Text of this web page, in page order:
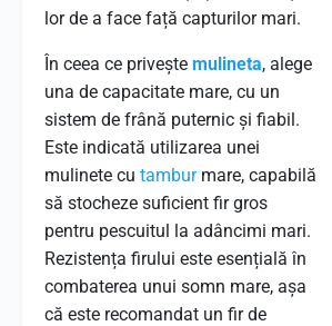
lor de a face față capturilor mari.
În ceea ce privește mulineta, alege
una de capacitate mare, cu un
sistem de frână puternic și fiabil.
Este indicată utilizarea unei
mulinete cu tamburmare, capabilă
să stocheze suficient fir gros
pentru pescuitul la adâncimi mari.
Rezistența firului este esențială în
combaterea unui somn mare, așa
că este recomandat un fir de